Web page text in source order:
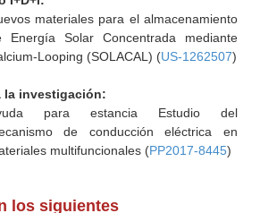
materiales para el almacenamiento
Energía Solar Concentrada mediante
Looping (SOLACAL) (US-1262507)
la investigación:
para estancia Estudio del
de conducción eléctrica en
multifuncionales (PP2017-8445)
los siguientes